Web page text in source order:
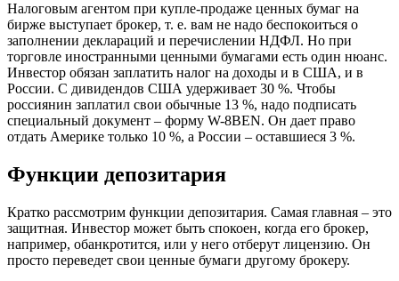
Налоговым агентом при купле-продаже ценных бумаг на
бирже выступает брокер, т. е. вам не надо беспокоиться о
заполнении деклараций и перечислении НДФЛ. Но при
торговле иностранными ценными бумагами есть один нюанс.
Инвестор обязан заплатить налог на доходы и в США, и в
России. С дивидендов США удерживает 30 %. Чтобы
россиянин заплатил свои обычные 13 %, надо подписать
специальный документ – форму W-8BEN. Он дает право
отдать Америке только 10 %, а России – оставшиеся 3 %.
Функции депозитария
Кратко рассмотрим функции депозитария. Самая главная – это
защитная. Инвестор может быть спокоен, когда его брокер,
например, обанкротится, или у него отберут лицензию. Он
просто переведет свои ценные бумаги другому брокеру.